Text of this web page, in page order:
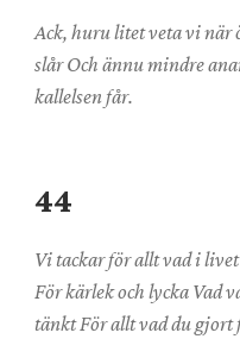
Ack, huru litet veta vi när
slår Och ännu mindre
kallelsen får.
44
Vi tackar för allt vad i
För kärlek och lycka Vad
tänkt För allt vad du gjort